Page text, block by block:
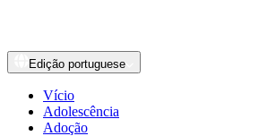
Edição portuguese
Vício
Adolescência
Adoção